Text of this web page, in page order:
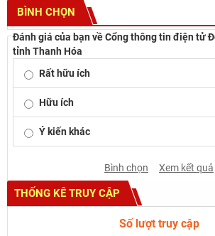
BÌNH CHỌN
Đánh giá của bạn về Cổng thông tin điện tử
tỉnh Thanh Hóa
Rất hữu ích
Hữu ích
Ý kiến khác
Bình chọn Xem kết quả
THỐNG KÊ TRUY CẬP
Số lượt truy cập